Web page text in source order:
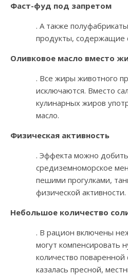
Фаст-фуд под запретом
. А также
продукты, содержащие
Оливковое масло вместо
. Все жиры животного
исключаются. Вместо
кулинарных жиров
масло.
Физическая активность
. Эффекта можно
средиземноморское
пешими прогулками,
физической активности.
Небольшое количество
. В рацион включены
могут компенсировать
количество
казалась пресной,